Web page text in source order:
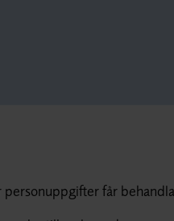
får